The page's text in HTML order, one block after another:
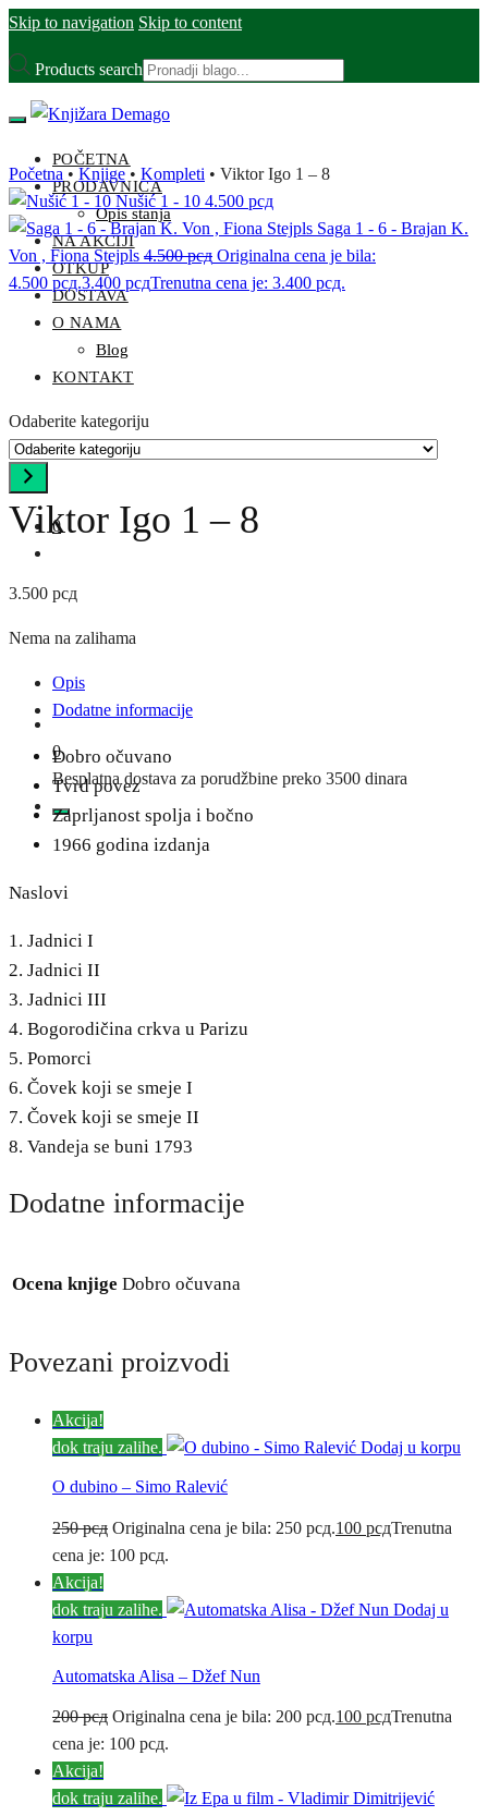
Skip to navigation Skip to content
Products search
POČETNA
PRODAVNICA
Opis stanja
NA AKCIJI
OTKUP
DOSTAVA
O NAMA
Blog
KONTAKT
Odaberite kategoriju
0
0
Besplatna dostava za porudžbine preko 3500 dinara
Početna • Knjige • Kompleti • Viktor Igo 1 – 8
Nušić 1 - 10 4.500 рсд
Saga 1 - 6 - Brajan K.
Von , Fiona Stejpls 4.500рсд Originalna cena je bila:
4.500 рсд.3.400 рсдTrenutna cena je: 3.400 рсд.
Viktor Igo 1 – 8
3.500 рсд
Nema na zalihama
Opis
Dodatne informacije
Dobro očuvano
Tvrd povez
Zaprljanost spolja i bočno
1966 godina izdanja
Naslovi
1. Jadnici I
2. Jadnici II
3. Jadnici III
4. Bogorodičina crkva u Parizu
5. Pomorci
6. Čovek koji se smeje I
7. Čovek koji se smeje II
8. Vandeja se buni 1793
Dodatne informacije
Ocena knjige Dobro očuvana
Povezani proizvodi
Akcija!
dok traju zalihe.
Dodaj u korpu
O dubino – Simo Ralević
250рсд Originalna cena je bila: 250 рсд.100 рсдTrenutna
cena je: 100 рсд.
Akcija!
dok traju zalihe.
Dodaj u
korpu
Automatska Alisa – Džef Nun
200рсд Originalna cena je bila: 200 рсд.100 рсдTrenutna
cena je: 100 рсд.
Akcija!
dok traju zalihe.